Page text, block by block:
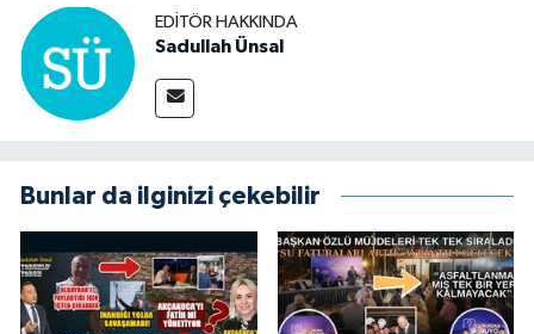
EDITÖR HAKKINDA
Sadullah Ünsal
Bunlar da ilginizi çekebilir